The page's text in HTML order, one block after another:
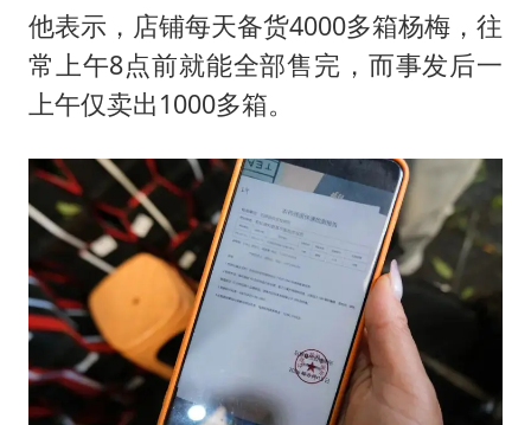
他表示，店铺每天备货4000多箱杨梅，往
常上午8点前就能全部售完，而事发后一
上午仅卖出1000多箱。